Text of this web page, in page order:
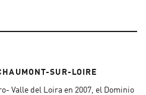
SUR-LOIRE
Valle del Loira en 2007, el Dominio